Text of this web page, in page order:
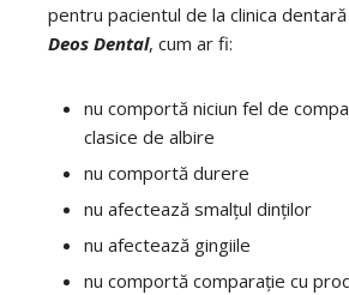
pentru pacientul de la clinica
Deos Dental, cum ar fi:
nu comportă niciun fel de
clasice de albire
nu comportă durere
nu afectează smalțul dinților
nu afectează gingiile
nu comportă comparație cu